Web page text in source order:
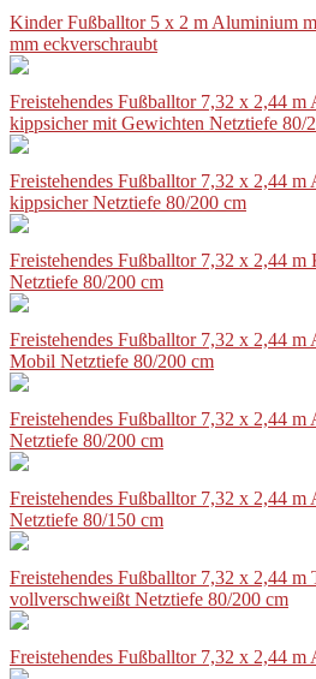
Kinder Fußballtor 5 x 2 m Aluminium
mm eckverschraubt
Freistehendes Fußballtor 7,32 x 2,44
kippsicher mit Gewichten Netztiefe 80/
Freistehendes Fußballtor 7,32 x 2,44
kippsicher Netztiefe 80/200 cm
Freistehendes Fußballtor 7,32 x 2,44
Netztiefe 80/200 cm
Freistehendes Fußballtor 7,32 x 2,44
Mobil Netztiefe 80/200 cm
Freistehendes Fußballtor 7,32 x 2,44
Netztiefe 80/200 cm
Freistehendes Fußballtor 7,32 x 2,44
Netztiefe 80/150 cm
Freistehendes Fußballtor 7,32 x 2,44
vollverschweißt Netztiefe 80/200 cm
Freistehendes Fußballtor 7,32 x 2,44